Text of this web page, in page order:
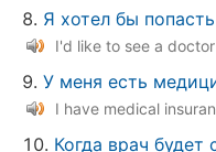
Я хотел бы
I'd like to see a
У меня есть
I have medical
Когда врач будет